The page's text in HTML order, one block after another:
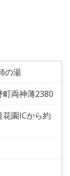
の湯
両神薄2380
花園ICから約